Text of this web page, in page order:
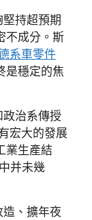
持超預期
不成分。斯
系車零件
是穩定的焦
治系傳授
宏大的發展
業生產結
中并未幾
、擴年夜